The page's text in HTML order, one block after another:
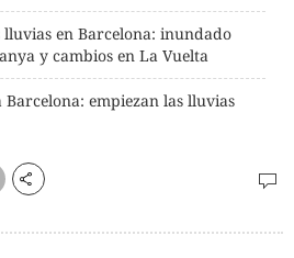
lluvias en Barcelona: inundado
y cambios en La Vuelta
empiezan las lluvias